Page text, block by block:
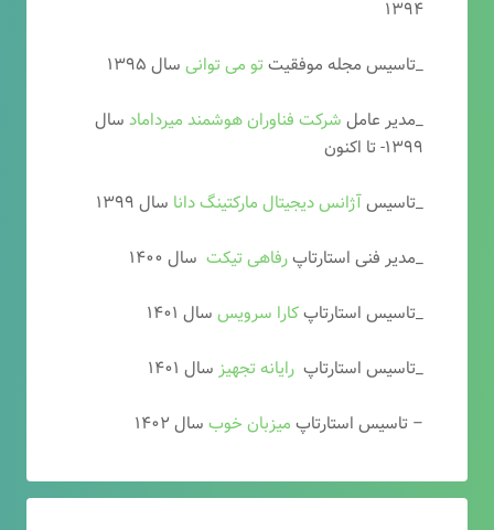
۱۳۹۴
_تاسیس مجله موفقیتتو می توانی سال ۱۳۹۵
_مدیر عامل شرکت فناوران هوشمند میرداماد سال
۱۳۹۹- تا اکنون
_تاسیسآژانس دیجیتال مارکتینگ دانا سال ۱۳۹۹
_مدیر فنی استارتاپرفاهی تیکت سال ۱۴۰۰
_تاسیس استارتاپکارا سرویس سال ۱۴۰۱
_تاسیس استارتاپ رایانه تجهیز سال ۱۴۰۱
– تاسیس استارتاپ میزبان خوب سال ۱۴۰۲